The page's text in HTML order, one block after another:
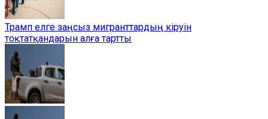
Трамп елге заңсыз мигранттардың кіруін
тоқтатқандарын алға тартты